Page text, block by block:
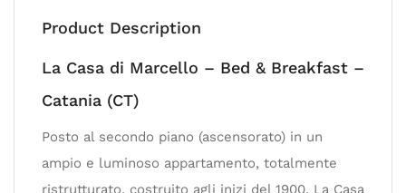
Product Description
La Casa di Marcello – Bed & Breakfast –
Catania (CT)
Posto al secondo piano (ascensorato) in un
ampio e luminoso appartamento, totalmente
ristrutturato, costruito agli inizi del 1900, La Casa